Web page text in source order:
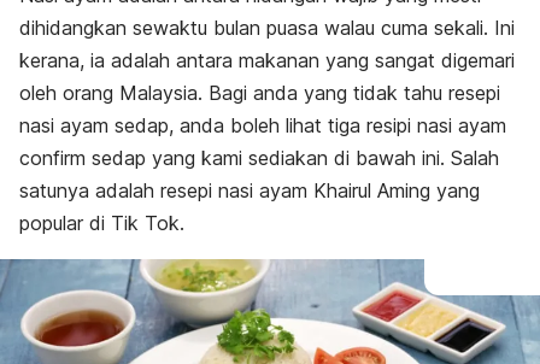
dihidangkan sewaktu bulan puasa walau cuma sekali. Ini
kerana, ia adalah antara makanan yang sangat digemari
oleh orang Malaysia. Bagi anda yang tidak tahu resepi
nasi ayam sedap, anda boleh lihat tiga resipi nasi ayam
confirm sedap yang kami sediakan di bawah ini. Salah
satunya adalah resepi nasi ayam Khairul Aming yang
popular di Tik Tok.